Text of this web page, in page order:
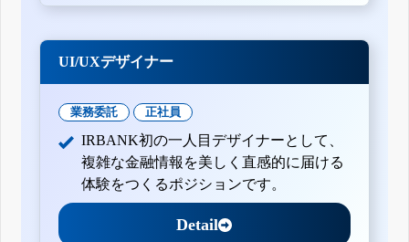
UI/UXデザイナー
業務委託 正社員
IRBANK初の一人目デザイナーとして、
複雑な金融情報を美しく直感的に届ける
体験をつくるポジションです。
Detail